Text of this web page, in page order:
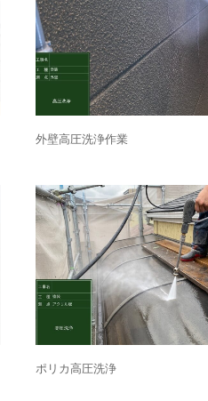
外壁高圧洗浄作業
ポリカ高圧洗浄